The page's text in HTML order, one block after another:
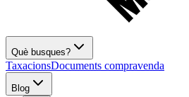
Què busques?
TaxacionsDocuments compravenda
Blog